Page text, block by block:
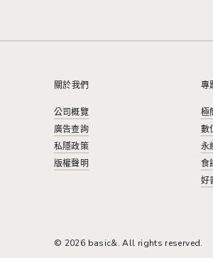
關於我們
公司概覽
廣告查詢
私隱政策
版權聲明
專
極
數
永
食
好
© 2026 basic&. All rights reserved.